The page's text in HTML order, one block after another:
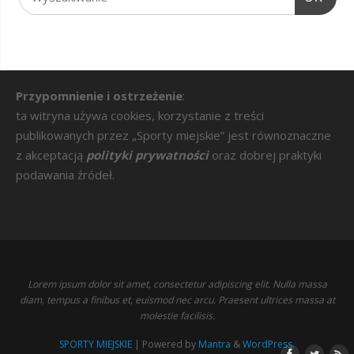
Przypomnienie i ostrzeżenie:
ta witryna używa cookies, korzystanie z treści
publikowanych przez „Sporty miejskie” jest równoznaczne
z akceptacją polityki prywatności oraz dobrej praktyki
podawania źródeł.
Lorem ipsum dolor sit amet, consectetur adipiscing elit. Nulla massa
diam, tempus a finibus et, euismod nec arcu. Praesent ultrices massa at
molestie facilisis.
SPORTY MIEJSKIE | Powered by Mantra &WordPress.